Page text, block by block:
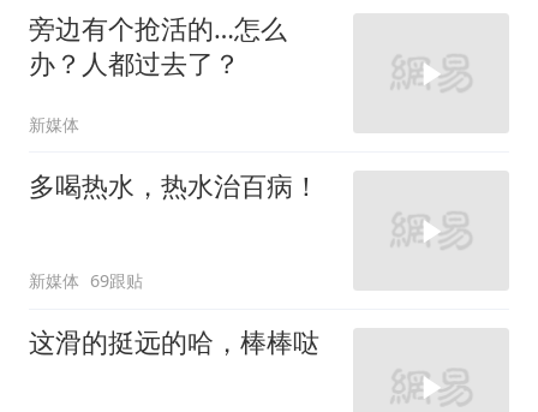
旁边有个抢活的…怎么
办？人都过去了？
新媒体
多喝热水，热水治百病！
新媒体 69跟贴
这滑的挺远的哈，棒棒哒